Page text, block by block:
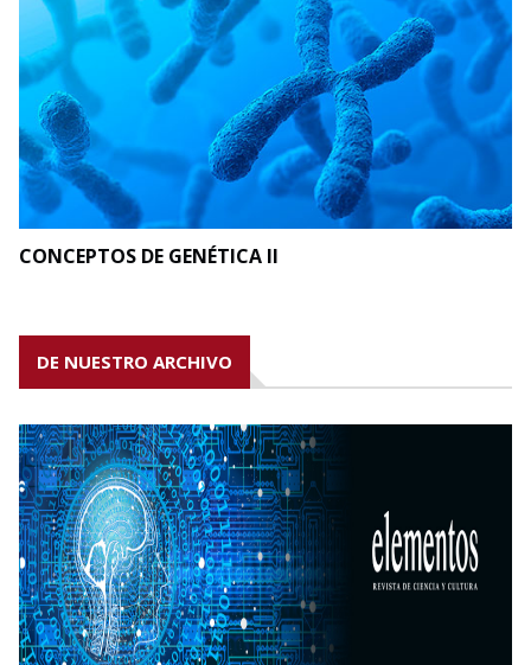
CONCEPTOS DE GENÉTICA II
DE NUESTRO ARCHIVO